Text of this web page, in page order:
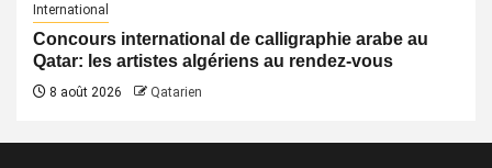
International
Concours international de calligraphie arabe au
Qatar: les artistes algériens au rendez-vous
8 août 2026 Qatarien